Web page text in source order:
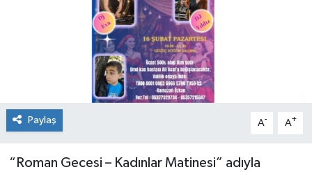
Paylaş A- A+
“Roman Gecesi – Kadınlar Matinesi” adıyla